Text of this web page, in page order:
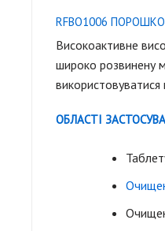
RFBO1006
Високоактивне
широко розвинену
ОБЛАСТІ